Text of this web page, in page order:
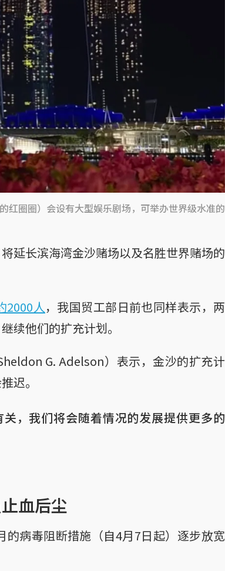
红圈圈）会设有大型娱乐剧场，可举办世界级水准的
延长滨海湾金沙赌场以及名胜世界赌场的
2000人，我国贸工部日前也同样表示，两
续他们的扩充计划。
G. Adelson）表示，金沙的扩充计
迟。
，我们将会随着情况的发展提供更多的
血后尘
病毒阻断措施（自4月7日起）逐步放宽